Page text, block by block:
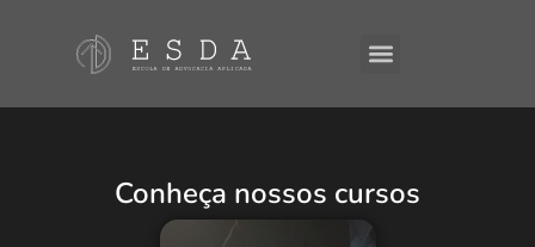
Conheça nossos cursos